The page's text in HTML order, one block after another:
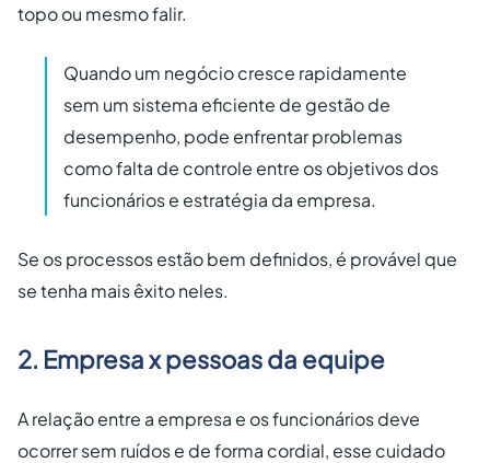
topo ou mesmo falir.
Quando um negócio cresce rapidamente
sem um sistema eficiente de gestão de
desempenho, pode enfrentar problemas
como falta de controle entre os objetivos dos
funcionários e estratégia da empresa.
Se os processos estão bem definidos, é provável que
se tenha mais êxito neles.
2. Empresa x pessoas da equipe
A relação entre a empresa e os funcionários deve
ocorrer sem ruídos e de forma cordial, esse cuidado